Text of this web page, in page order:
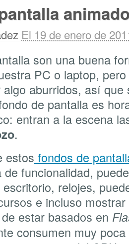
El 19 de enero de
son una buena
PC o laptop,
aburridos, así
de pantalla es
entran a la escena
.
estos fondos de
de funcionalidad,
relojes,
e incluso
estar basados en
consumen muy